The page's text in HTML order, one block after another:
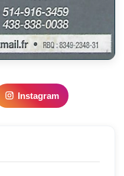
Instagram